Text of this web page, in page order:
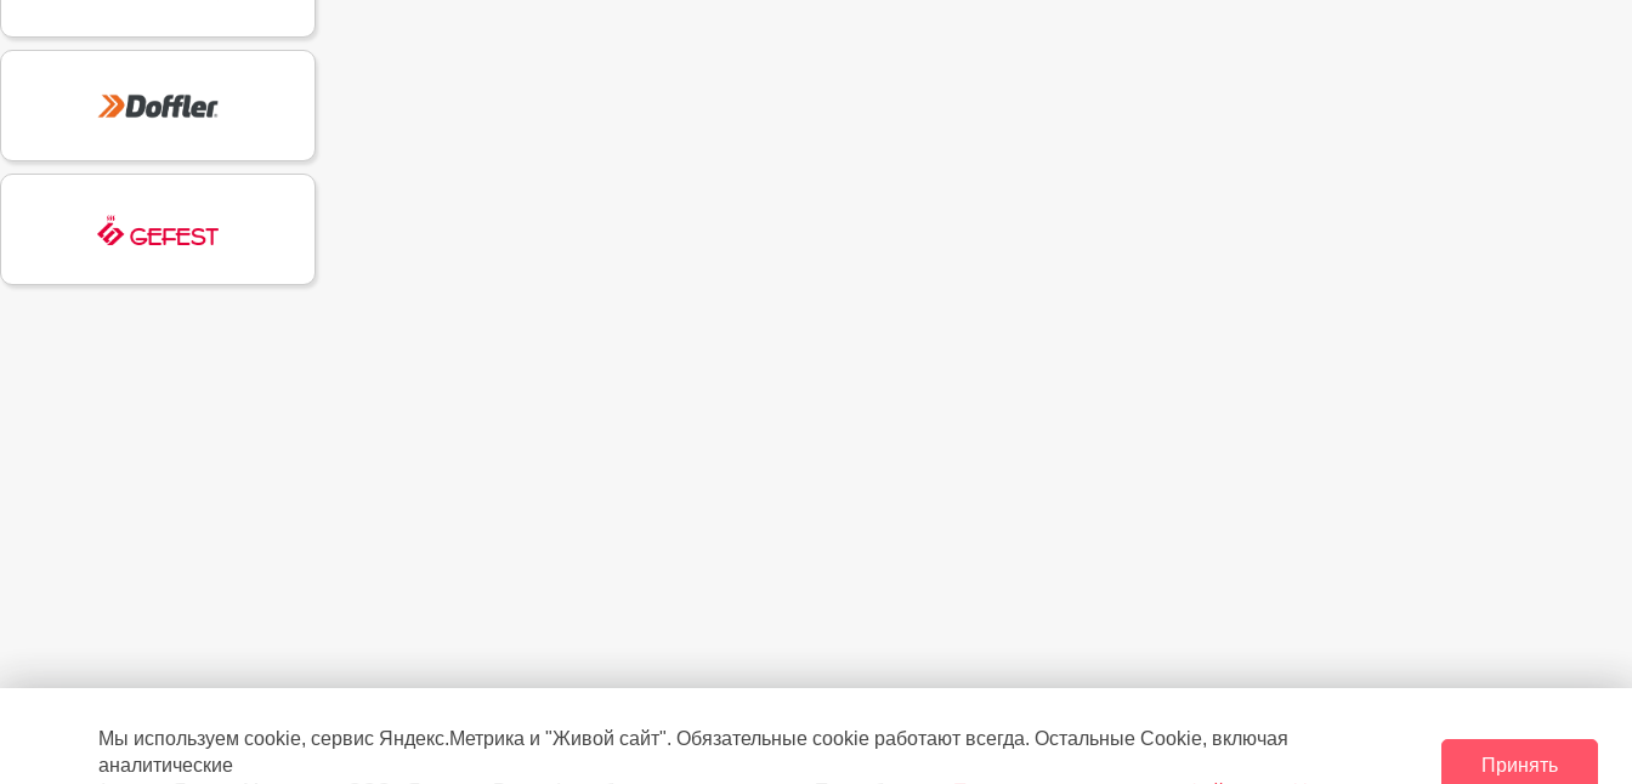
Мы используем cookie, сервис Яндекс.Метрика и "Живой сайт". Обязательные cookie работают всегда. Остальные Сookie, включая
аналитические
Принять